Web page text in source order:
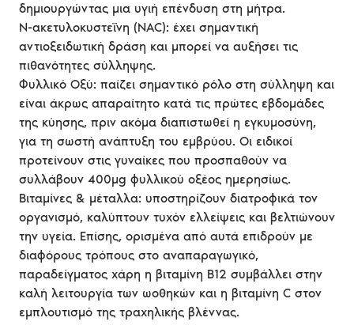
δημιουργώντας μια υγιή επένδυση στη μήτρα.
N-ακετυλοκυστεΐνη (NAC): έχει σημαντική
αντιοξειδωτική δράση και μπορεί να αυξήσει τις
πιθανότητες σύλληψης.
Φυλλικό Οξύ: παίζει σημαντικό ρόλο στη σύλληψη και
είναι άκρως απαραίτητο κατά τις πρώτες εβδομάδες
της κύησης, πριν ακόμα διαπιστωθεί η εγκυμοσύνη,
για τη σωστή ανάπτυξη του εμβρύου. Οι ειδικοί
προτείνουν στις γυναίκες που προσπαθούν να
συλλάβουν 400μg φυλλικού οξέος ημερησίως.
Βιταμίνες & μέταλλα: υποστηρίζουν διατροφικά τον
οργανισμό, καλύπτουν τυχόν ελλείψεις και βελτιώνουν
την υγεία. Επίσης, ορισμένα από αυτά επιδρούν με
διαφόρους τρόπους στο αναπαραγωγικό,
παραδείγματος χάρη η βιταμίνη B12 συμβάλλει στην
καλή λειτουργία των ωοθηκών και η βιταμίνη C στον
εμπλουτισμό της τραχηλικής βλέννας.